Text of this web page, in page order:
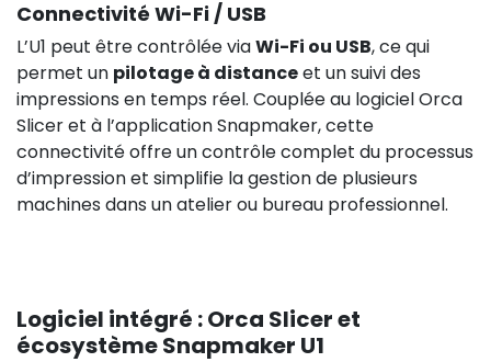
Connectivité Wi-Fi / USB
L’U1 peut être contrôlée viaWi-Fi ou USB, ce qui
permet un pilotage à distanceet un suivi des
impressions en temps réel. Couplée au logiciel Orca
Slicer et à l’application Snapmaker, cette
connectivité offre un contrôle complet du processus
d’impression et simplifie la gestion de plusieurs
machines dans un atelier ou bureau professionnel.
Logiciel intégré : Orca Slicer et
écosystème Snapmaker U1